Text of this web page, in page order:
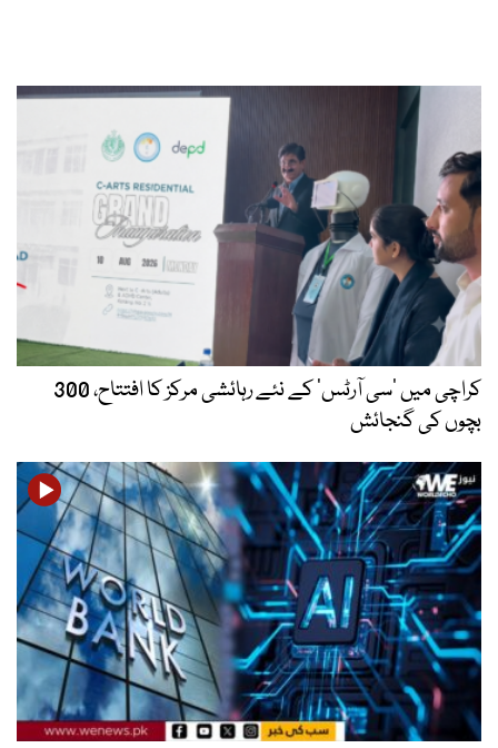
کراچی میں ’سی آرٹس‘ کے نئے رہائشی مرکز کا افتتاح، 300
بچوں کی گنجائش